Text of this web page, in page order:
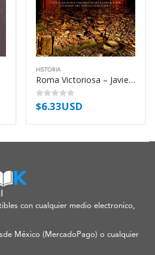
HISTORIA
Roma Victoriosa – Javier Negrete
0out of 5
$6.33USD
con cualquier medio electronico,
México (MercadoPago) o cualquier